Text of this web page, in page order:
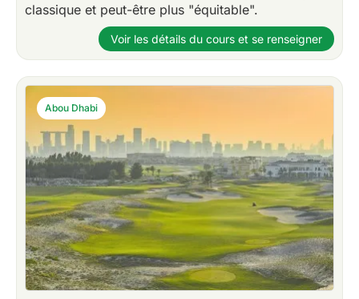
classique et peut-être plus "équitable".
Voir les détails du cours et se renseigner
Abou Dhabi